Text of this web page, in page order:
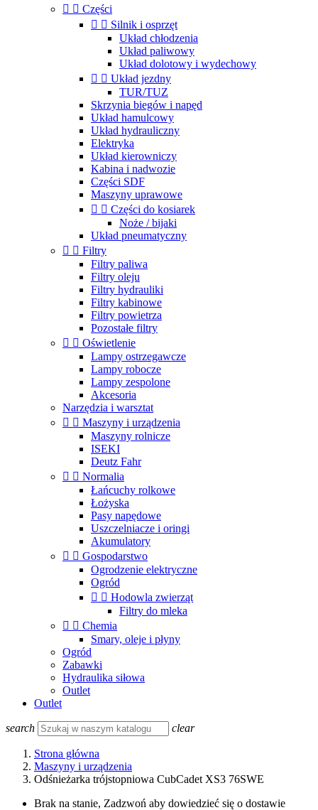
  Części
  Silnik i osprzęt
Układ chłodzenia
Układ paliwowy
Układ dolotowy i wydechowy
  Układ jezdny
TUR/TUZ
Skrzynia biegów i napęd
Układ hamulcowy
Układ hydrauliczny
Elektryka
Układ kierowniczy
Kabina i nadwozie
Części SDF
Maszyny uprawowe
  Części do kosiarek
Noże / bijaki
Układ pneumatyczny
  Filtry
Filtry paliwa
Filtry oleju
Filtry hydrauliki
Filtry kabinowe
Filtry powietrza
Pozostałe filtry
  Oświetlenie
Lampy ostrzegawcze
Lampy robocze
Lampy zespolone
Akcesoria
Narzędzia i warsztat
  Maszyny i urządzenia
Maszyny rolnicze
ISEKI
Deutz Fahr
  Normalia
Łańcuchy rolkowe
Łożyska
Pasy napędowe
Uszczelniacze i oringi
Akumulatory
  Gospodarstwo
Ogrodzenie elektryczne
Ogród
  Hodowla zwierząt
Filtry do mleka
  Chemia
Smary, oleje i płyny
Ogród
Zabawki
Hydraulika siłowa
Outlet
Outlet
search clear
Strona główna
Maszyny i urządzenia
Odśnieżarka trójstopniowa CubCadet XS3 76SWE
Brak na stanie, Zadzwoń aby dowiedzieć się o dostawie